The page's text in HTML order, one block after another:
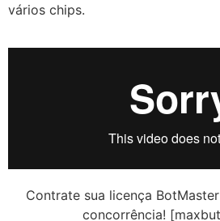
vários chips.
Contrate sua licença
concorrência!